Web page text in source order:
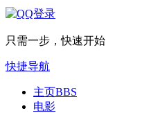
只需一步，快速开始
快捷导航
主页BBS
电影